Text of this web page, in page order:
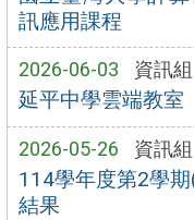
訊應用課程
2026-06-03 資訊組
延平中學雲端教室
2026-05-26 資訊組
114學年度第2學
結果